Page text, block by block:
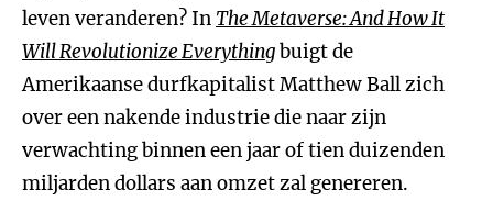
leven veranderen? In The Metaverse: And How It
Will Revolutionize Everythingbuigt de
Amerikaanse durfkapitalist Matthew Ball zich
over een nakende industrie die naar zijn
verwachting binnen een jaar of tien duizenden
miljarden dollars aan omzet zal genereren.